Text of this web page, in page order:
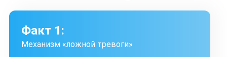
Факт 1:
Механизм «ложной тревоги»